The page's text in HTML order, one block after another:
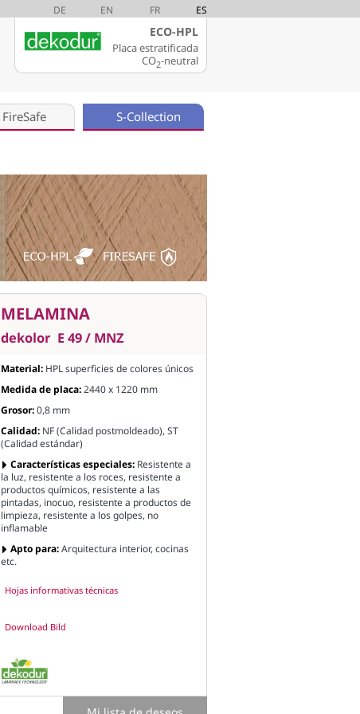
DE EN FR ES
ECO-HPL
Placa estratificada
CO2-neutral
FireSafe S-Collection
MELAMINA
dekolor E 49 / MNZ
Material: HPL superficies de colores únicos
Medida de placa:2440 x 1220 mm
Grosor:0,8 mm
Calidad: NF (Calidad postmoldeado), ST
(Calidad estándar)
Características especiales: Resistente a
la luz, resistente a los roces, resistente a
productos químicos, resistente a las
pintadas, inocuo, resistente a productos de
limpieza, resistente a los golpes, no
inflamable
Apto para:Arquitectura interior, cocinas
etc.
Hojas informativas técnicas
Download Bild